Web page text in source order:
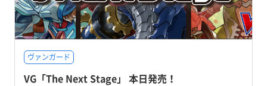
ヴァンガード
VG「The Next Stage」 本日発売！